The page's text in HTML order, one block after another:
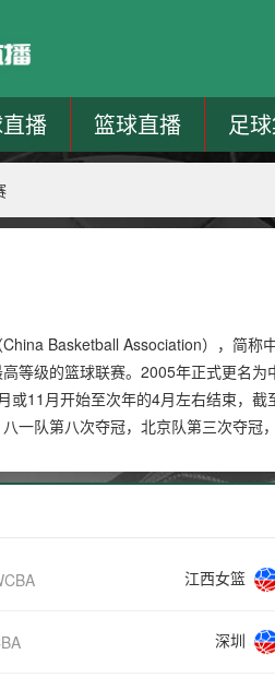
播 篮球直播 足
Basketball Association），简称
等级的篮球联赛。2005年正式更名
或11月开始至次年的4月左右结束，
一队第八次夺冠，北京队第三次夺
江西女篮
深圳